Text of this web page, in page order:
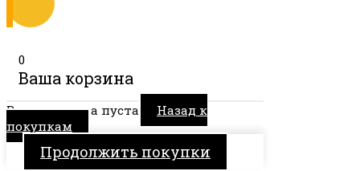
0
Ваша корзина
Ваша корзина пуста
Назад к
покупкам
Продолжить покупки